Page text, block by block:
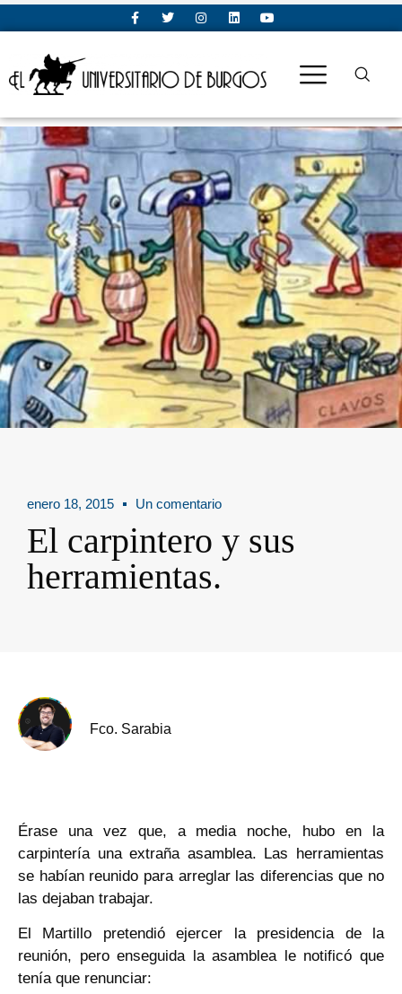
enero 18, 2015 Un comentario
El carpintero y sus
herramientas.
Fco. Sarabia
Érase una vez que, a media noche, hubo en la
carpintería una extraña asamblea. Las herramientas
se habían reunido para arreglar las diferencias que no
las dejaban trabajar.
El Martillo pretendió ejercer la presidencia de la
reunión, pero enseguida la asamblea le notificó que
tenía que renunciar: